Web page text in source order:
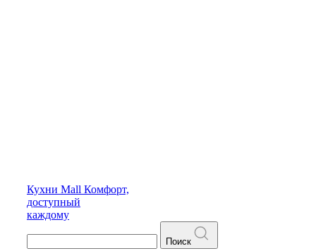
Кухни Mall Комфорт,
доступный
каждому
Поиск